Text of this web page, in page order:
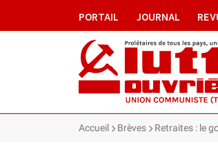
PORTAIL JOURNAL
Accueil Brèves Retraites : le